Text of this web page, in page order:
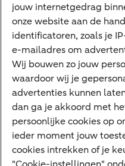
Apple Pay
Google Pay
Veilig bankieren
Meest gezocht
Hypotheek
E.dentifier
Jaaroverzicht
Rood staan
jouw internetgedrag
onze website aan de
identificatoren, zoals je
e-mailadres om
Wij bouwen zo jouw
waardoor wij je
advertenties kunnen
dan ga je akkoord met
persoonlijke cookies op
ieder moment jouw
cookies intrekken of je